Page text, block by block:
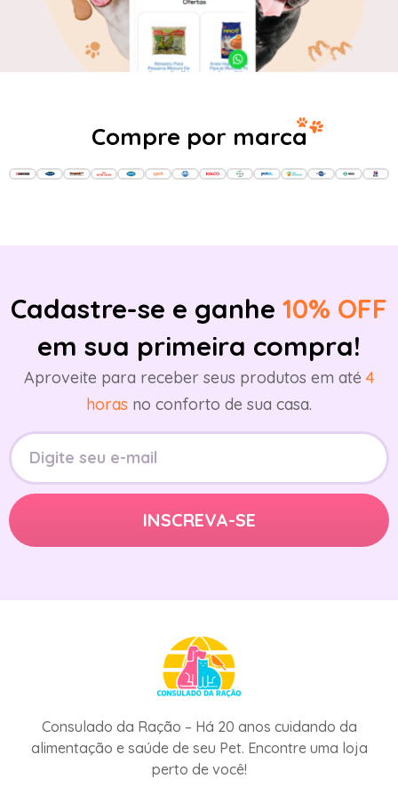
Compre por marca
Cadastre-se e ganhe 10% OFF
em sua primeira compra!
Aproveite para receber seus produtos em até 4
horas no conforto de sua casa.
Consulado da Ração – Há 20 anos cuidando da
alimentação e saúde de seu Pet. Encontre uma loja
perto de você!